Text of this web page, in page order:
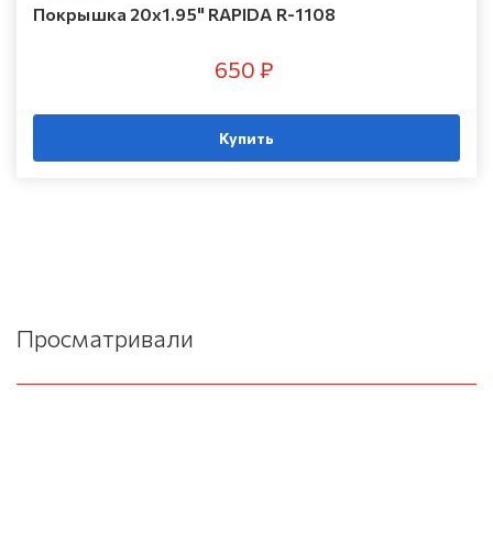
Покрышка 20х1.95" RAPIDA R-1108
650 ₽
Купить
Просматривали